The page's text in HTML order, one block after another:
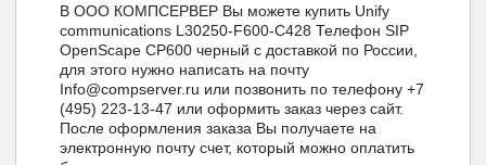
В ООО КОМПСЕРВЕР Вы можете купить Unify
communications L30250-F600-C428 Телефон SIP
OpenScape CP600 черный с доставкой по России,
для этого нужно написать на почту
Info@compserver.ru или позвонить по телефону +7
(495) 223-13-47 или оформить заказ через сайт.
После оформления заказа Вы получаете на
электронную почту счет, который можно оплатить